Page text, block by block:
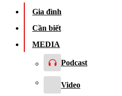
Gia đình
Cần biết
MEDIA
Podcast
Video